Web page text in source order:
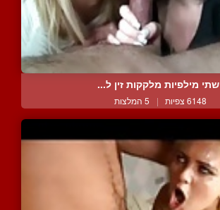
שתי מילפיות מלקקות זין ל...
6148 צפיות | 5 המלצות